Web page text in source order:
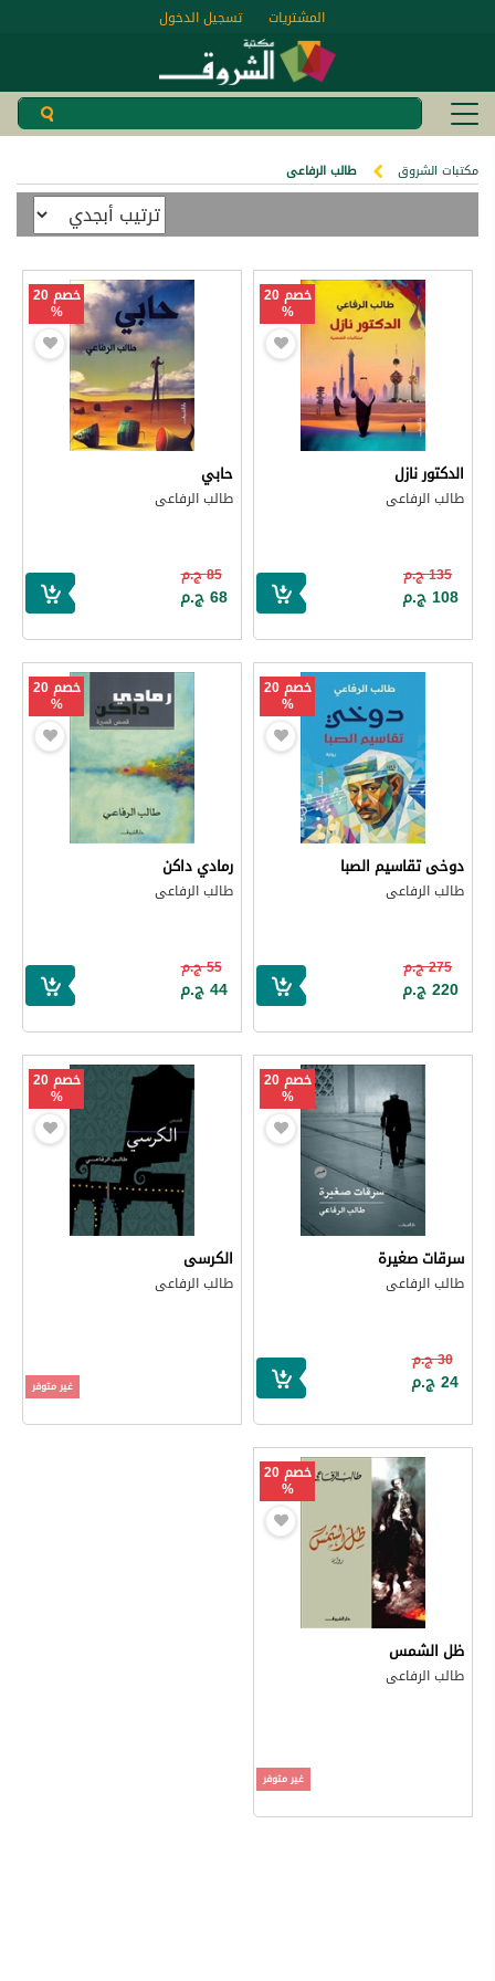
تسجيل الدخول المشتريات
مكتبات الشروق طالب الرفاعى
خصم 20
%
الدكتور نازل
طالب الرفاعى
135 ج.م
108 ج.م
خصم 20
%
حابي
طالب الرفاعى
85 ج.م
68 ج.م
خصم 20
%
دوخى تقاسيم الصبا
طالب الرفاعى
275 ج.م
220 ج.م
خصم 20
%
رمادي داكن
طالب الرفاعى
55 ج.م
44 ج.م
خصم 20
%
سرقات صغيرة
طالب الرفاعى
30 ج.م
24 ج.م
خصم 20
%
الكرسى
طالب الرفاعى
غير متوفر
خصم 20
%
ظل الشمس
طالب الرفاعى
غير متوفر